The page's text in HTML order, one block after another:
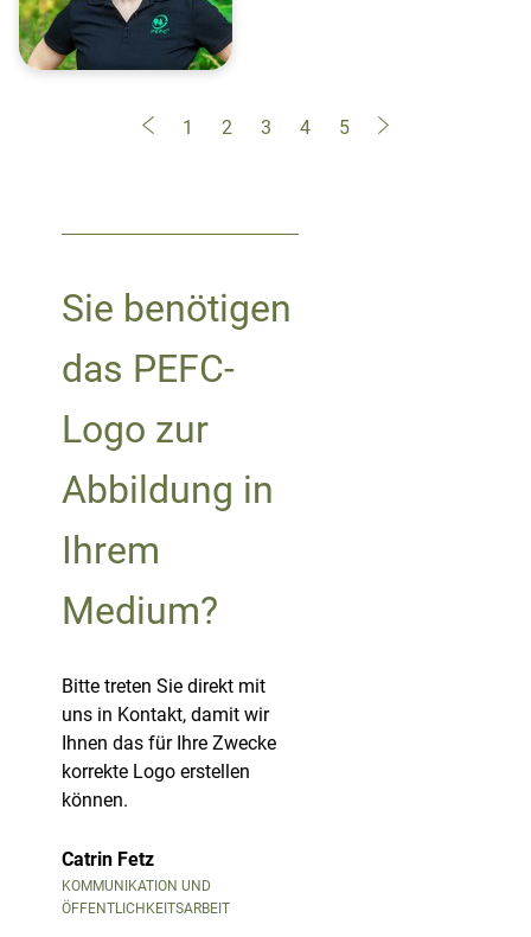
1 2 3 4 5
Sie benötigen
das PEFC-
Logo zur
Abbildung in
Ihrem
Medium?
Bitte treten Sie direkt mit
uns in Kontakt, damit wir
Ihnen das für Ihre Zwecke
korrekte Logo erstellen
können.
Catrin Fetz
KOMMUNIKATION UND
ÖFFENTLICHKEITSARBEIT